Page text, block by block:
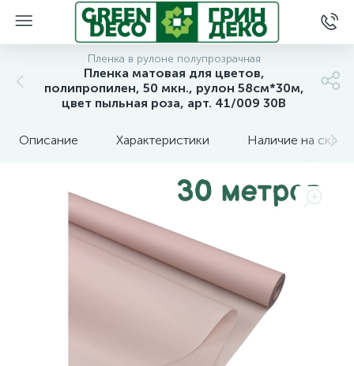
Пленка в рулоне полупрозрачная
Пленка матовая для цветов,
полипропилен, 50 мкн., рулон 58см*30м,
цвет пыльная роза, арт. 41/009 30В
Описание Характеристики Наличие на